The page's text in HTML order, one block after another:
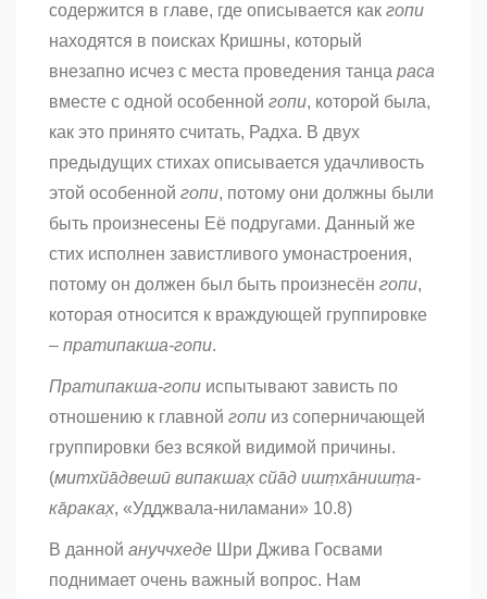
содержится в главе, где описывается как гопи
находятся в поисках Кришны, который
внезапно исчез с места проведения танца раса
вместе с одной особенной гопи, которой была,
как это принято считать, Радха. В двух
предыдущих стихах описывается удачливость
этой особенной гопи, потому они должны были
быть произнесены Её подругами. Данный же
стих исполнен завистливого умонастроения,
потому он должен был быть произнесён гопи,
которая относится к враждующей группировке
– пратипакша-гопи.
Пратипакша-гопи испытывают зависть по
отношению к главной гопи из соперничающей
группировки без всякой видимой причины.
(митхйа̄двешӣ випакшах̣ сйа̄д ишт̣ха̄ништ̣а-
ка̄раках̣, «Удджвала-ниламани» 10.8)
В данной ануччхеде Шри Джива Госвами
поднимает очень важный вопрос. Нам